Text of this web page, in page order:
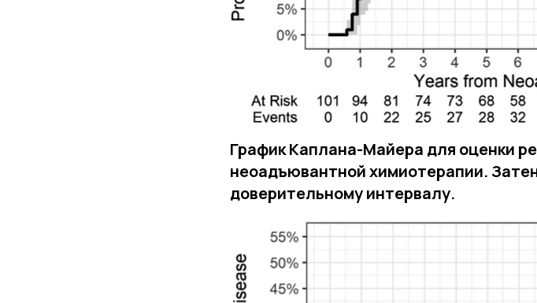
График Каплана-Майера для оценки
неоадъювантной химиотерапии.
доверительному интервалу.